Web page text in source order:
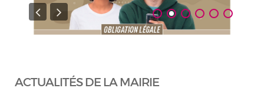
ACTUALITÉS DE LA MAIRIE